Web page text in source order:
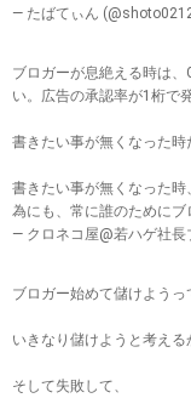
— たばてぃん
ブロガーが息絶える時は
い。広告の承認率が1桁で
書きたい事が無くなった時
書きたい事が無くなった
為にも、常に誰のためにブ
— クロネコ屋@若ハゲ社
ブロガー始めて儲けようっ
いきなり儲けようと考える
そして失敗して、